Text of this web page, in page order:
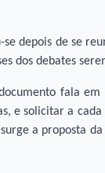
depois de se
dos debates
fala
e solicitar a
a proposta